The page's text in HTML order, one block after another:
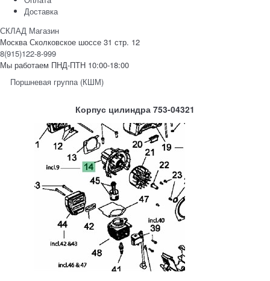
Доставка
СКЛАД Магазин
Москва Сколковское шоссе 31 стр. 12
8(915)122-8-999
Мы работаем ПНД-ПТН 10:00-18:00
Поршневая группа (КШМ)
Корпус цилиндра 753-04321